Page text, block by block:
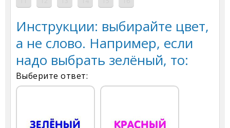
Инструкции: выбирайте цвет,
а не слово. Например, если
надо выбрать зелёный, то:
Выберите ответ: